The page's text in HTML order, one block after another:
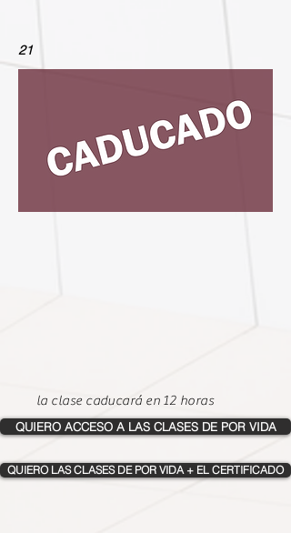
21
la clase caducará en 12 horas
QUIERO ACCESO A LAS CLASES DE POR VIDA
QUIERO LAS CLASES DE POR VIDA + EL CERTIFICADO